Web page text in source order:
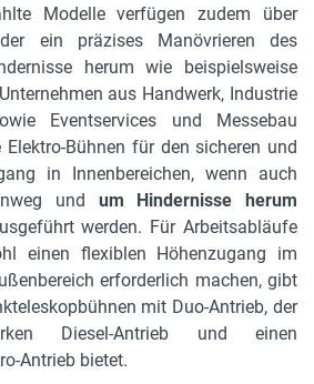
Modelle verfügen zudem über
ein präzises Manövrieren des
herum wie beispielsweise
aus Handwerk, Industrie
Eventservices und Messebau
Bühnen für den sicheren und
in Innenbereichen, wenn auch
und um Hindernisse herum
werden. Für Arbeitsabläufe
einen flexiblen Höhenzugang im
erforderlich machen, gibt
mit Duo-Antrieb, der
Diesel-Antrieb und einen
Antrieb bietet.